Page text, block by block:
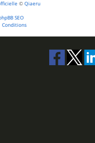
© Qiaeru
SEO
Conditions